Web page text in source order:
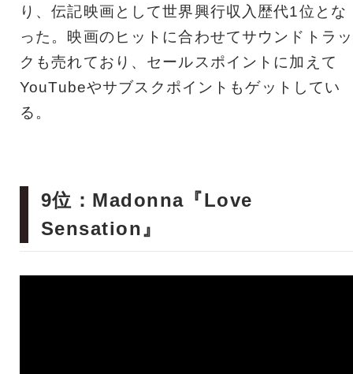
り、伝記映画として世界興行収入歴代1位とな
った。映画のヒットに合わせてサウンドトラッ
クも売れており、セールスポイントに加えて
YouTubeやサブスクポイントもゲットしてい
る。
9位：Madonna『Love
Sensation』